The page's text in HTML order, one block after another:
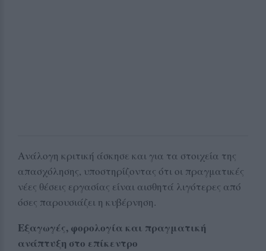
Ανάλογη κριτική άσκησε και για τα στοιχεία της
απασχόλησης, υποστηρίζοντας ότι οι πραγματικές
νέες θέσεις εργασίας είναι αισθητά λιγότερες από
όσες παρουσιάζει η κυβέρνηση.
Εξαγωγές, φορολογία και πραγματική
ανάπτυξη στο επίκεντρο